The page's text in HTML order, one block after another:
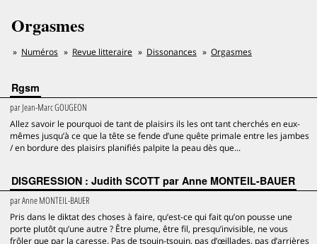
Orgasmes
Numéros Revue litteraire Dissonances Orgasmes
Rgsm
parJean-Marc GOUGEON
Allez savoir le pourquoi de tant de plaisirs ils les ont tant cherchés en eux-
mêmes jusqu’à ce que la tête se fende d’une quête primale entre les jambes
/ en bordure des plaisirs planifiés palpite la peau dès que...
DISGRESSION : Judith SCOTT par Anne MONTEIL-BAUER
parAnne MONTEIL-BAUER
Pris dans le diktat des choses à faire, qu’est-ce qui fait qu’on pousse une
porte plutôt qu’une autre ? Être plume, être fil, presqu’invisible, ne vous
frôler que par la caresse. Pas de tsouin-tsouin, pas d’œillades, pas d’arrières